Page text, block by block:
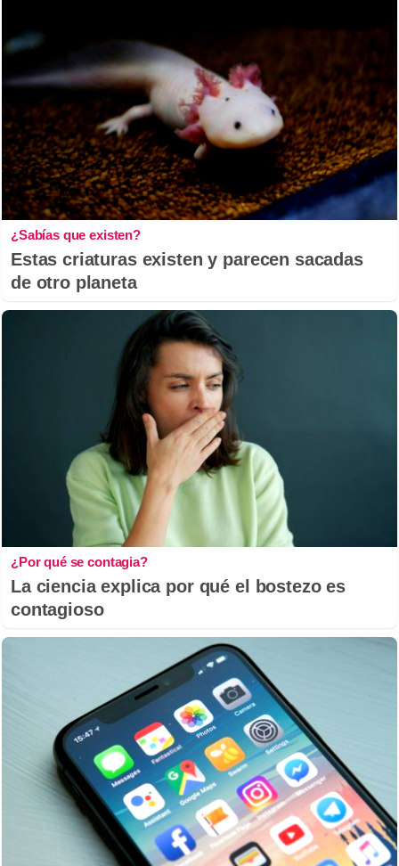
¿Sabías que existen?
Estas criaturas existen y parecen sacadas
de otro planeta
¿Por qué se contagia?
La ciencia explica por qué el bostezo es
contagioso